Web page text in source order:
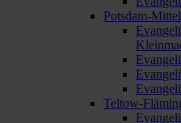
Potsdam-
Teltow-